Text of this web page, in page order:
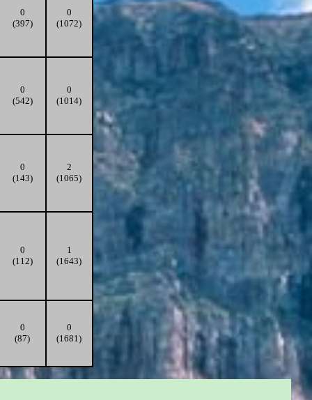
0
(397)
0
(1072)
0
(542)
0
(1014)
0
(143)
2
(1065)
0
(112)
1
(1643)
0
(87)
0
(1681)